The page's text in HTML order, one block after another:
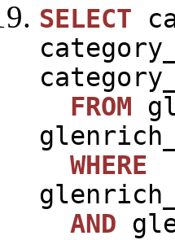
SELECT
FROM
WHERE
AND